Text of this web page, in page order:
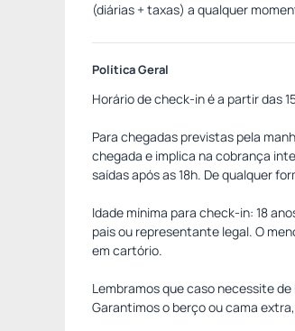
(diárias + taxas) a qualquer
Política Geral
Horário de check-in é a partir das
Para chegadas previstas pela
chegada e implica na cobrança
saídas após as 18h. De qualquer
Idade mínima para check-in: 18
pais ou representante legal. O
em cartório.
Lembramos que caso necessite
Garantimos o berço ou cama